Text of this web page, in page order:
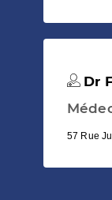
Dr
57 Rue